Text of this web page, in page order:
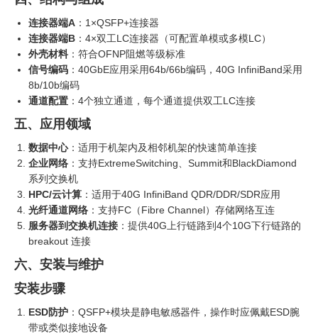
连接器端A ：1×QSFP+连接器
连接器端B ：4×双工LC连接器（可配置单模或多模LC）
外壳材料 ：符合OFNP阻燃等级标准
信号编码 ：40GbE应用采用64b/66b编码，40G InfiniBand采用
8b/10b编码
通道配置 ：4个独立通道，每个通道提供双工LC连接
五、应用领域
数据中心：适用于机架内及相邻机架的快速简单连接
企业网络 ：支持ExtremeSwitching、Summit和BlackDiamond
系列交换机
HPC/云计算 ：适用于40G InfiniBand QDR/DDR/SDR应用
光纤通道网络 ：支持FC（Fibre Channel）存储网络互连
服务器到交换机连接 ：提供40G上行链路到4个10G下行链路的
breakout 连接
六、安装与维护
安装步骤
ESD防护 ：QSFP+模块是静电敏感器件，操作时应佩戴ESD腕
带或类似接地设备